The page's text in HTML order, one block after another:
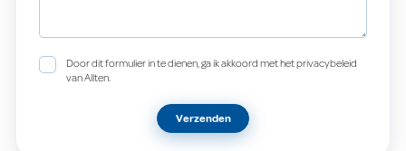
Door dit formulier in te dienen, ga ik akkoord met het privacybeleid
van Allten.
Verzenden